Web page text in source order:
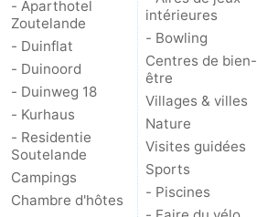
- Aparthotel
Zoutelande
- Duinflat
- Duinoord
- Duinweg 18
- Kurhaus
- Residentie
Soutelande
Campings
Chambre d'hôtes
intérieures
- Bowling
Centres de bien-
être
Villages & villes
Nature
Visites guidées
Sports
- Piscines